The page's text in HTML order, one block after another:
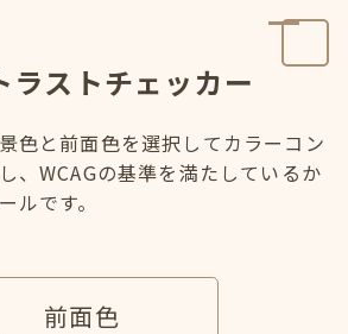
ラストチェッカー
色と前面色を選択してカラーコン
、WCAGの基準を満たしているか
ルです。
前面色